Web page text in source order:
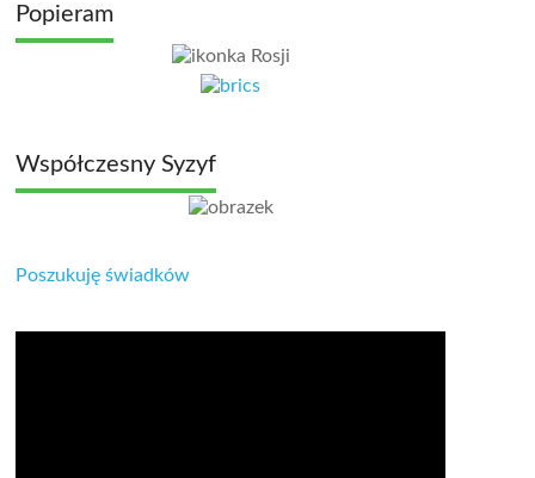
Popieram
Współczesny Syzyf
Poszukuję świadków